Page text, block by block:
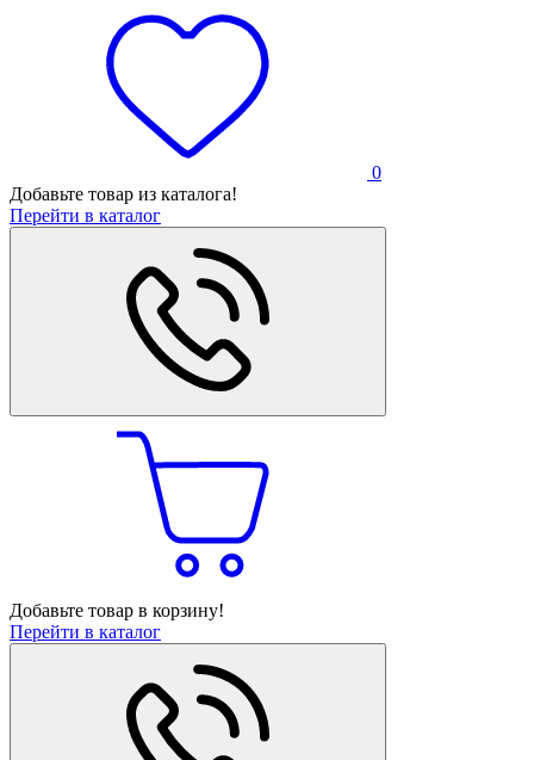
0
Добавьте товар из каталога!
Перейти в каталог
Добавьте товар в корзину!
Перейти в каталог